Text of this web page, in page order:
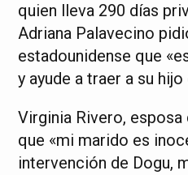
quien lleva 290 días
Adriana Palavecino
estadounidense que
y ayude a traer a su
Virginia Rivero,
que «mi marido es
intervención de Dogu,